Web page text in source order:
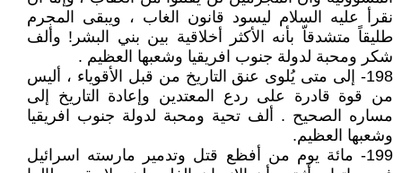
نقرأ عليه السلام ليسود قانون الغاب ، ويبقى المجرم
طليقاً متشدقاّ بأنه الأكثر أخلاقية بين بني البشر! وألف
شكر ومحبة لدولة جنوب افريقيا وشعبها العظيم .
198- إلى متى يُلوى عنق التاريخ من قبل الأقوياء ، أليس
من قوة قادرة على ردع المعتدين وإعادة التاريخ إلى
مساره الصحيح . ألف تحية ومحبة لدولة جنوب افريقيا
وشعبها العظيم.
199- مائة يوم من أفظع قتل وتدمير مارسته اسرائيل